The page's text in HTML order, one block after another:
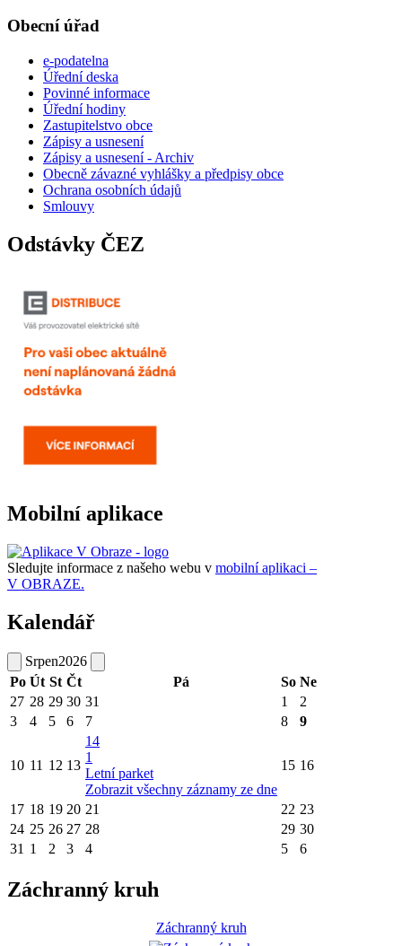
Obecní úřad
e-podatelna
Úřední deska
Povinné informace
Úřední hodiny
Zastupitelstvo obce
Zápisy a usnesení
Zápisy a usnesení - Archiv
Obecně závazné vyhlášky a předpisy obce
Ochrana osobních údajů
Smlouvy
Odstávky ČEZ
Mobilní aplikace
Sledujte informace z našeho webu v mobilní aplikaci –
V OBRAZE.
Kalendář
Srpen2026
Po Út St Čt Pá So Ne
27 28 29 30 31 1
2
3
4 5 6 7 8 9
10 11 12 13
14
1
Letní parket
Zobrazit všechny záznamy ze dne
15 16
17 18 19 20 21 22 23
24 25 26 27 28 29 30
31 1 2 3 4 5 6
Záchranný kruh
Záchranný kruh